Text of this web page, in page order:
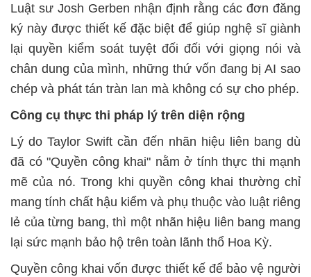
Luật sư Josh Gerben nhận định rằng các đơn đăng
ký này được thiết kế đặc biệt để giúp nghệ sĩ giành
lại quyền kiểm soát tuyệt đối đối với giọng nói và
chân dung của mình, những thứ vốn đang bị AI sao
chép và phát tán tràn lan mà không có sự cho phép.
Công cụ thực thi pháp lý trên diện rộng
Lý do Taylor Swift cần đến nhãn hiệu liên bang dù
đã có "Quyền công khai" nằm ở tính thực thi mạnh
mẽ của nó. Trong khi quyền công khai thường chỉ
mang tính chất hậu kiểm và phụ thuộc vào luật riêng
lẻ của từng bang, thì một nhãn hiệu liên bang mang
lại sức mạnh bảo hộ trên toàn lãnh thổ Hoa Kỳ.
Quyền công khai vốn được thiết kế để bảo vệ người